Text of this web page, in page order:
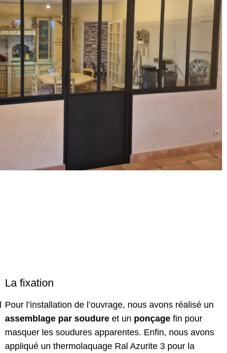
La fixation
Pour l’installation de l’ouvrage, nous avons réalisé un
assemblage par soudureet un ponçagefin pour
masquer les soudures apparentes. Enfin, nous avons
appliqué un thermolaquage Ral Azurite 3 pour la